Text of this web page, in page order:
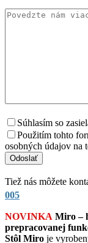
Súhlasím so
Použitím tohto
osobných údajov na
Tiež nás môžete
005
NOVINKA Miro –
prepracovanej
Stôl Miro je